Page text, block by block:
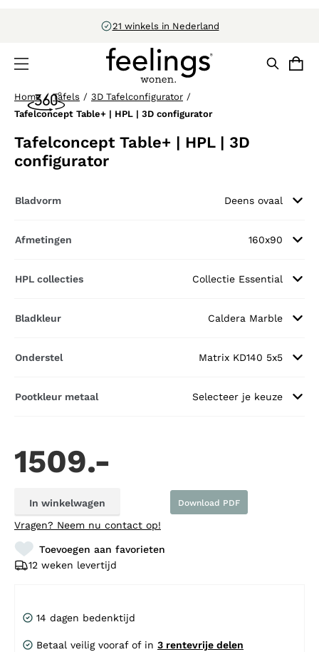
21 winkels in Nederland
Home / Tafels / 3D Tafelconfigurator /
Tafelconcept Table+ | HPL | 3D configurator
Tafelconcept Table+ | HPL | 3D
configurator
Bladvorm Deens ovaal
Afmetingen 160x90
HPL collecties Collectie Essential
Bladkleur Caldera Marble
Onderstel Matrix KD140 5x5
Pootkleur metaal Selecteer je keuze
1509.-
In winkelwagen Download PDF
Vragen? Neem nu contact op!
Toevoegen aan favorieten
12 weken levertijd
14 dagen bedenktijd
Betaal veilig vooraf of in 3 rentevrije delen